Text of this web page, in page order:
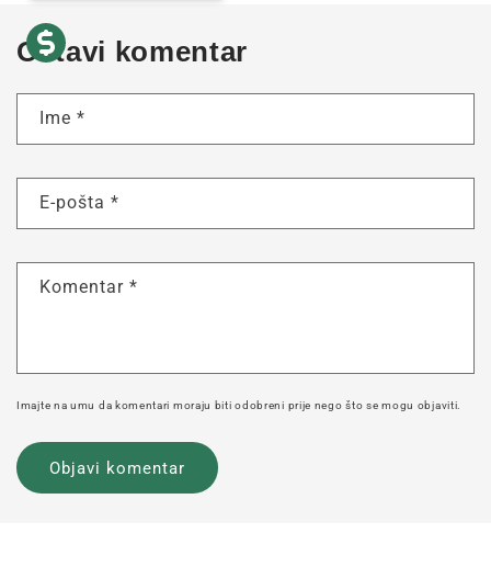
Ostavi komentar
Ime *
E-pošta *
Komentar *
Imajte na umu da komentari moraju biti odobreni prije nego što se mogu objaviti.